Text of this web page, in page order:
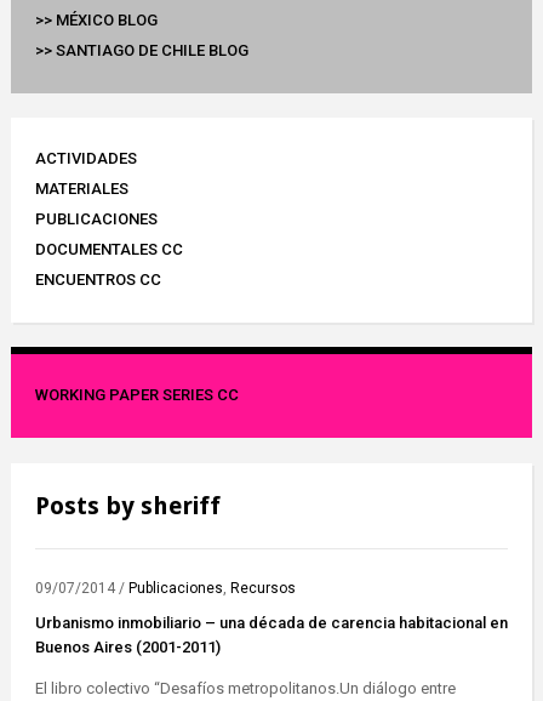
>> MÉXICO BLOG
>> SANTIAGO DE CHILE BLOG
ACTIVIDADES
MATERIALES
PUBLICACIONES
DOCUMENTALES CC
ENCUENTROS CC
WORKING PAPER SERIES CC
Posts by sheriff
09/07/2014/ Publicaciones, Recursos
Urbanismo inmobiliario – una década de carencia habitacional en
Buenos Aires (2001-2011)
El libro colectivo “Desafíos metropolitanos.Un diálogo entre